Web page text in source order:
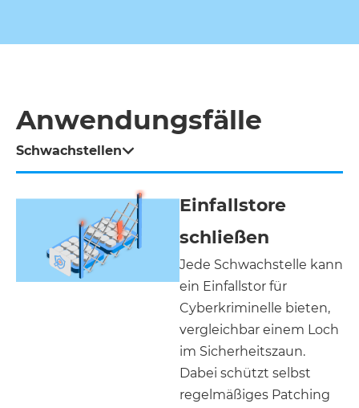
Anwendungsfälle
Schwachstellen
Einfallstore
schließen
Jede Schwachstelle kann
ein Einfallstor für
Cyberkriminelle bieten,
vergleichbar einem Loch
im Sicherheitszaun.
Dabei schützt selbst
regelmäßiges Patching